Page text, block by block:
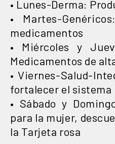
• Lunes-Derma:
• Martes-
medicamentos
• Miércoles y
Medicamentos de
• Viernes-Salud-
fortalecer el sistema
• Sábado y
para la mujer,
la Tarjeta rosa